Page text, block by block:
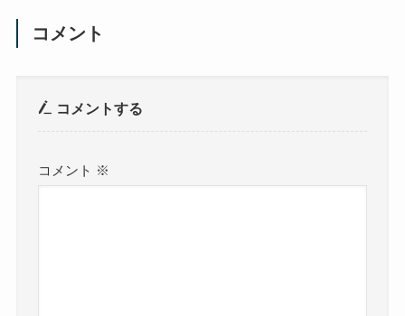
コメント
コメントする
コメント ※